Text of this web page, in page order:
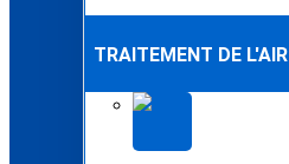
TRAITEMENT DE L'AIR